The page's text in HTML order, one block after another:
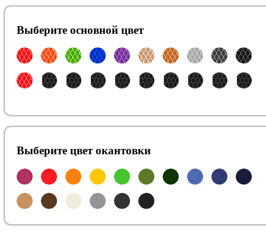
Выберите oсновной цвет
Выберите цвет окантовки